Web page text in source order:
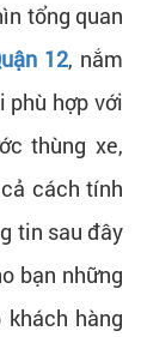
tổng quan
12, nắm
hợp với
thùng xe,
cách tính
tin sau đây
bạn những
hàng